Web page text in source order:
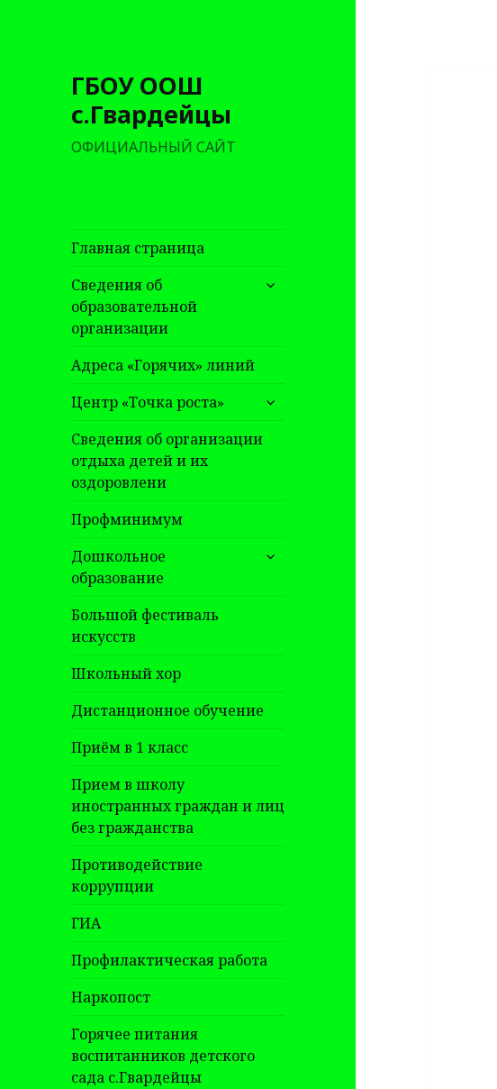
ГБОУ ООШ
с.Гвардейцы
ОФИЦИАЛЬНЫЙ САЙТ
Главная страница
Сведения об
образовательной
организации
раскрыть
Адреса «Горячих» линий
Центр «Точка роста»
раскрыть
дочернее
меню
Сведения об организации
отдыха детей и их
оздоровлени
Профминимум
Дошкольное
образование
раскрыть
Большой фестиваль
искусств
Школьный хор
Дистанционное обучение
Приём в 1 класс
Прием в школу
иностранных граждан и лиц
без гражданства
Противодействие
коррупции
ГИА
Профилактическая работа
Наркопост
Горячее питания
воспитанников детского
сада с.Гвардейцы